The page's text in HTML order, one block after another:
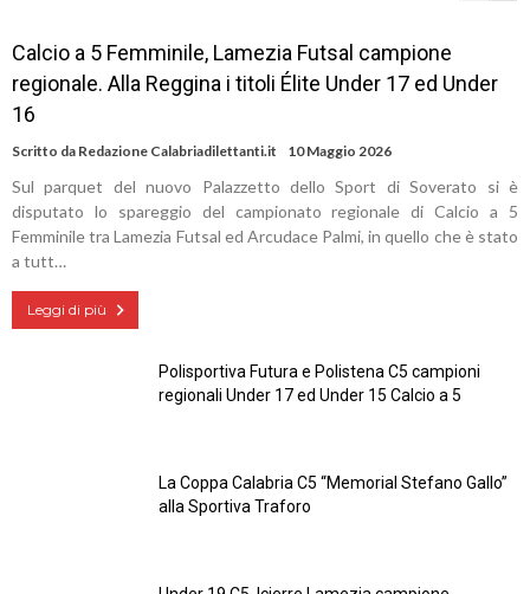
Calcio a 5 Femminile, Lamezia Futsal campione
regionale. Alla Reggina i titoli Élite Under 17 ed Under
16
Scritto da Redazione Calabriadilettanti.it 10 Maggio 2026
Sul parquet del nuovo Palazzetto dello Sport di Soverato si è
disputato lo spareggio del campionato regionale di Calcio a 5
Femminile tra Lamezia Futsal ed Arcudace Palmi, in quello che è stato
a tutt…
Leggi di più
Polisportiva Futura e Polistena C5 campioni
regionali Under 17 ed Under 15 Calcio a 5
La Coppa Calabria C5 “Memorial Stefano Gallo”
alla Sportiva Traforo